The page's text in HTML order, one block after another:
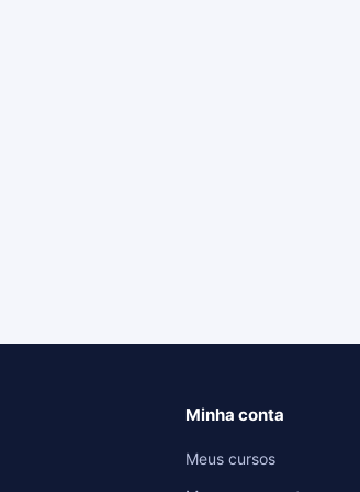
Minha conta
Meus cursos